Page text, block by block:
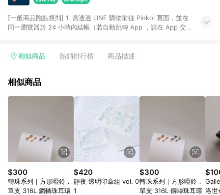
[一般商品贈點規則] 1. 需透過 LINE 購物前往 Pinkoi 頁面，並在
同一瀏覽器於 24 小時內結帳（若自動跳轉 App ，請在 App 交
回饋訂單不得享有 Pinkoi 站方優惠，例如首購優惠，P coins，
行為，不具贈點資格，部分退款不在此限。 6. APP 請更新至
運費，攤位費等不具贈點資格。 9. LINE 購物站上之商品規格、
顏色、價位、贈品如與 Pinkoi 商品資訊頁及購物車不符，以
Pinkoi 購物商品資訊頁及購物車標示為準。 10. 點數紅包使用規
則請以點數紅包活動說明為準。 11. 若於 LINE 購物前往 Pinkoi
頁面後才首次下載 Pinkoi APP 並完成訂單，不符合導購資格；承
上，首次下載 Pinkoi APP 後，需透過 LINE 購物前往 Pinkoi 頁
面，方享導購資格。
相似商品 熱銷排行榜 商品描述
相似商品
$300
轉珠系列｜方形啞鈴．
單支 316L 鋼轉珠耳環
$420
靜夜 透明印章組 vol. 0
1
$300
轉珠系列｜方形啞鈴．
單支 316L 鋼轉珠耳環 洛世